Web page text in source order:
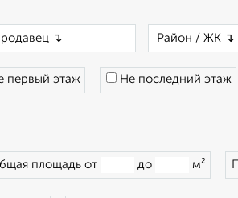
первый этаж Не последний этаж
площадь от до м²